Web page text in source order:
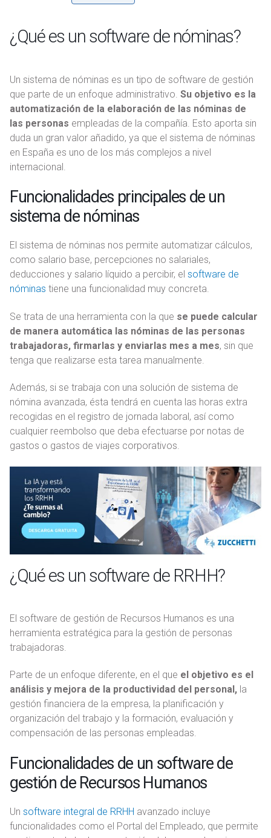
¿Qué es un software de nóminas?
Un sistema de nóminas es un tipo de software de gestión
que parte de un enfoque administrativo. Su objetivo es la
automatización de la elaboración de las nóminas de
las personas empleadas de la compañía. Esto aporta sin
duda un gran valor añadido, ya que el sistema de nóminas
en España es uno de los más complejos a nivel
internacional.
Funcionalidades principales de un
sistema de nóminas
El sistema de nóminas nos permite automatizar cálculos,
como salario base, percepciones no salariales,
deducciones y salario líquido a percibir, el software de
nóminas tiene una funcionalidad muy concreta.
Se trata de una herramienta con la que se puede calcular
de manera automática las nóminas de las personas
trabajadoras, firmarlas y enviarlas mes a mes, sin que
tenga que realizarse esta tarea manualmente.
Además, si se trabaja con una solución de sistema de
nómina avanzada, ésta tendrá en cuenta las horas extra
recogidas en el registro de jornada laboral, así como
cualquier reembolso que deba efectuarse por notas de
gastos o gastos de viajes corporativos.
¿Qué es un software de RRHH?
El software de gestión de Recursos Humanos es una
herramienta estratégica para la gestión de personas
trabajadoras.
Parte de un enfoque diferente, en el que el objetivo es el
análisis y mejora de la productividad del personal, la
gestión financiera de la empresa, la planificación y
organización del trabajo y la formación, evaluación y
compensación de las personas empleadas.
Funcionalidades de un software de
gestión de Recursos Humanos
Un software integral de RRHH avanzado incluye
funcionalidades como el Portal del Empleado, que permite